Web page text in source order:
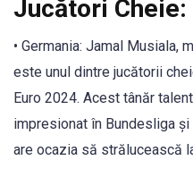
Jucători Cheie:
• Germania: Jamal Musiala,
este unul dintre jucătorii
Euro 2024. Acest tânăr
impresionat în Bundesliga
are ocazia să strălucească